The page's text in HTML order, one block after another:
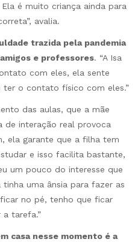
é muito criança ainda para
avalia.
trazida pela pandemia
e professores. “A Isa
com eles, ela sente
o contato físico com eles.”
das aulas, que a mãe
de interação real provoca
ela garante que a filha tem
e isso facilita bastante,
um pouco do interesse que
uma ânsia para fazer as
no pé, tenho que ficar
tarefa.”
casa nesse momento é a